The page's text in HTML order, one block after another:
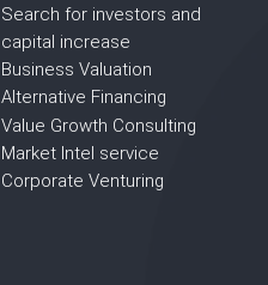
Search for investors and
capital increase
Business Valuation
Alternative Financing
Value Growth Consulting
Market Intel service
Corporate Venturing